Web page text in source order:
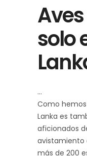
solo
Como
Lanka es
aficionados
avistamiento
más de 200